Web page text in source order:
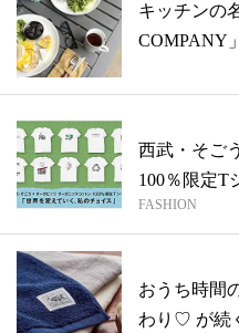
キッチンの
COMPANY
西武・そご
100％限定T
FASHION
おうち時間
わり♡ が続